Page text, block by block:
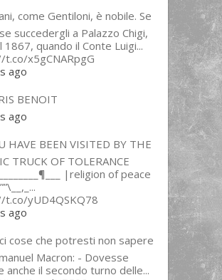
come Gentiloni, è nobile. Se
succedergli a Palazzo Chigi,
1867, quando il Conte Luigi...
x5gCNARpgG
ago
BENOIT
ago
HAVE BEEN VISITED BY THE
TRUCK OF TOLERANCE
|religion of peace
yUD4QSKQ78
ago
cose che potresti non sapere
Macron: - Dovesse
anche il secondo turno delle...